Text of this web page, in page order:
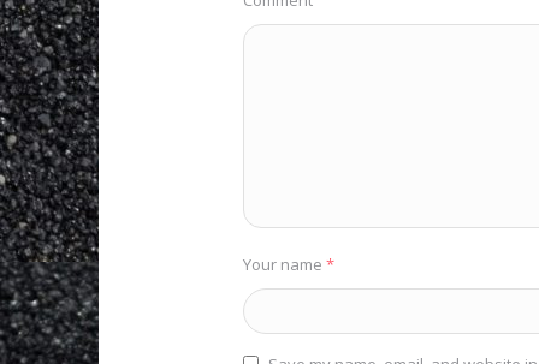
Your name *